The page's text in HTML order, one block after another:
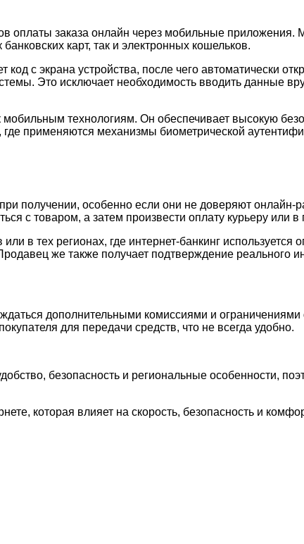
оплаты заказа онлайн через мобильные приложения.
карт, так и электронных кошельков.
с экрана устройства, после чего автоматически
Это исключает необходимость вводить данные
технологиям. Он обеспечивает высокую
применяются механизмы биометрической
получении, особенно если они не доверяют онлайн-
с товаром, а затем произвести оплату курьеру или в
в тех регионах, где интернет-банкинг используется
же также получает подтверждение реального
дополнительными комиссиями и ограничениями
для передачи средств, что не всегда удобно.
безопасность и региональные особенности,
которая влияет на скорость, безопасность и